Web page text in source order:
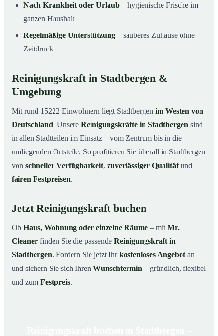
Nach Krankheit oder Urlaub – hygienische Frische im
ganzen Haushalt
Regelmäßige Unterstützung – sauberes Zuhause ohne
Zeitdruck
Reinigungskraft in Stadtbergen &
Umgebung
Mit rund 15222 Einwohnern liegt Stadtbergen im Westen von
Deutschland. Unsere Reinigungskräfte in Stadtbergen sind
in allen Stadtteilen im Einsatz – vom Zentrum bis in die
umliegenden Ortsteile. So profitieren Sie überall in Stadtbergen
von schneller Verfügbarkeit, zuverlässiger Qualität und
fairen Festpreisen.
Jetzt Reinigungskraft buchen
Ob Haus, Wohnung oder einzelne Räume – mit Mr.
Cleaner finden Sie die passende Reinigungskraft in
Stadtbergen. Fordern Sie jetzt Ihrkostenloses Angebot an
und sichern Sie sich Ihren Wunschtermin – gründlich, flexibel
und zum Festpreis.